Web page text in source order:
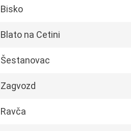
Bisko
Blato na Cetini
Šestanovac
Zagvozd
Ravča